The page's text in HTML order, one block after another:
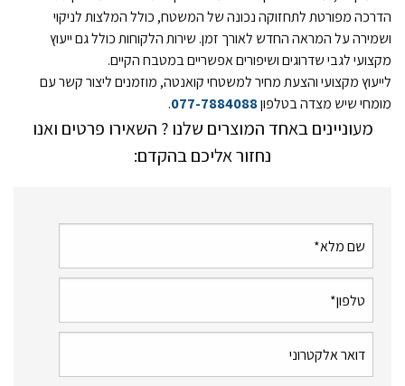
הדרכה מפורטת לתחזוקה נכונה של המשטח, כולל המלצות לניקוי
ושמירה על המראה החדש לאורך זמן. שירות הלקוחות כולל גם ייעוץ
מקצועי לגבי שדרוגים ושיפורים אפשריים במטבח הקיים.
לייעוץ מקצועי והצעת מחיר למשטחי קואנטה, מוזמנים ליצור קשר עם
מומחי שיש מצדה בטלפון077-7884088
.
מעוניינים באחד המוצרים שלנו ? השאירו פרטים ואנו
נחזור אליכם בהקדם: